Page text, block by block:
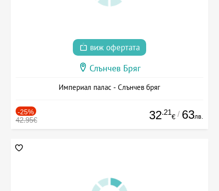
виж офертата
Слънчев Бряг
Империал палас - Слънчев бряг
-25%
42.95€ 32.21
€ / 63лв.